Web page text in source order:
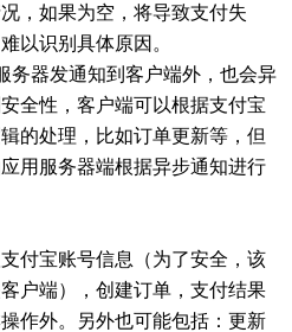
，如果为空，将导致支付失
以识别具体原因。
务器发通知到客户端外，也会异
全性，客户端可以根据支付宝
的处理，比如订单更新等，但
用服务器端根据异步通知进行
付宝账号信息（为了安全，该
户端），创建订单，支付结果
作外。另外也可能包括：更新